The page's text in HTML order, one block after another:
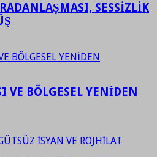
SESSİZLİK
VE BÖLGESEL YENİDEN